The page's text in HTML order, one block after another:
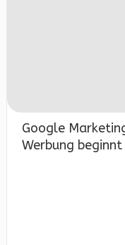
Google
Werbung